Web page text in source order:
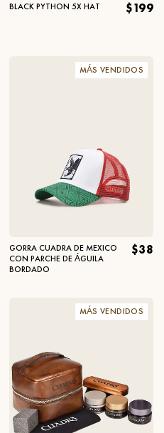
BLACK PYTHON 5X HAT $199
MÁS VENDIDOS
GORRA CUADRA DE MEXICO
CON PARCHE DE ÁGUILA
BORDADO
$38
MÁS VENDIDOS